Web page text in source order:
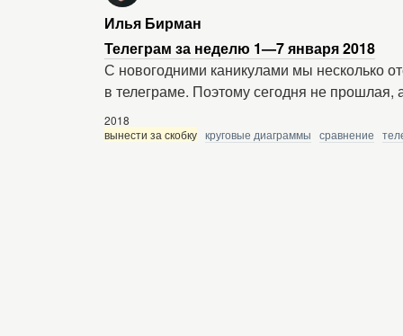
Илья Бирман
Телеграм за неделю 1—7 января 2018
С новогодними каникулами мы несколько
в телеграме. Поэтому сегодня не прошлая,
2018
вынести за скобку круговые диаграммы сравнение